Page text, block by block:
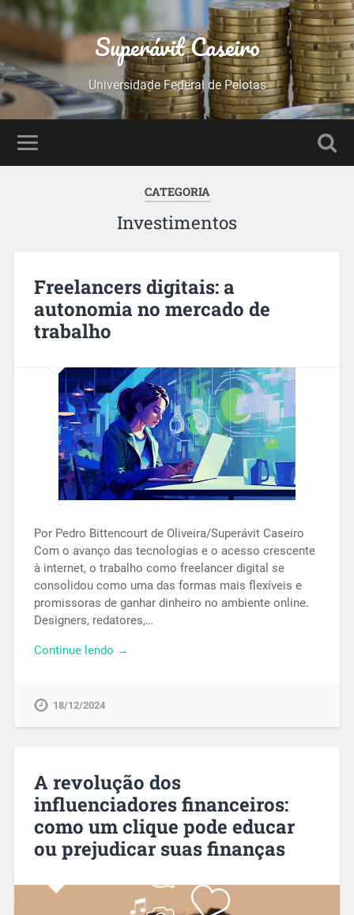
Superávit Caseiro
Universidade Federal de Pelotas
CATEGORIA
Investimentos
Freelancers digitais: a
autonomia no mercado de
trabalho
Por Pedro Bittencourt de Oliveira/Superávit Caseiro
Com o avanço das tecnologias e o acesso crescente
à internet, o trabalho como freelancer digital se
consolidou como uma das formas mais flexíveis e
promissoras de ganhar dinheiro no ambiente online.
Designers, redatores,…
Continue lendo →
18/12/2024
A revolução dos
influenciadores financeiros:
como um clique pode educar
ou prejudicar suas finanças